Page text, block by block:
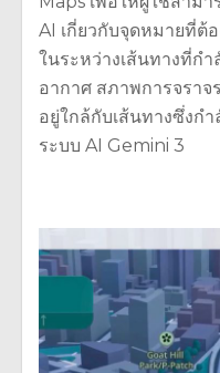
AI เกี่ยวกับจุดหมายที่ต้
ในระหว่างเส้นทางที่กำ
อากาศ สภาพการจรา
อยู่ใกล้กับเส้นทางซึ่งก
ระบบ AI Gemini 3